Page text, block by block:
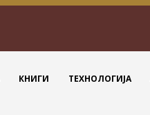
КНИГИ ТЕХНОЛОГИЈА